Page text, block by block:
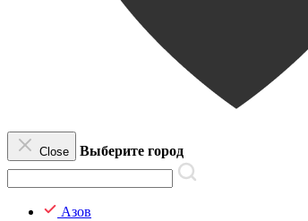
Close Выберите город
Азов